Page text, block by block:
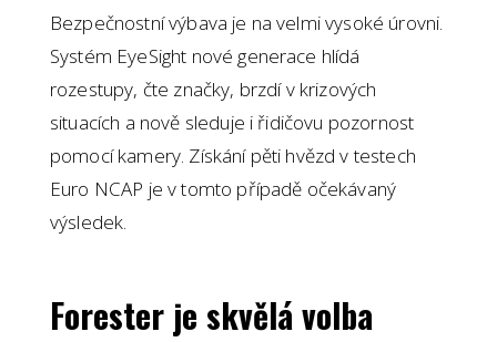
Bezpečnostní výbava je na velmi vysoké úrovni.
Systém EyeSight nové generace hlídá
rozestupy, čte značky, brzdí v krizových
situacích a nově sleduje i řidičovu pozornost
pomocí kamery. Získání pěti hvězd v testech
Euro NCAP je v tomto případě očekávaný
výsledek.
Forester je skvělá volba